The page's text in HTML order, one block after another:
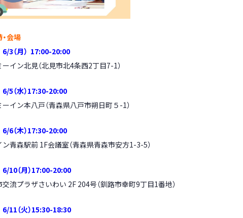
会場
6/3（月） 17:00-20:00
イン北見（北見市北4条西2丁目7-1）
6/5（水）17:30-20:00
イン本八戸（青森県八戸市朔日町５-1）
6（木）17:30-20:00
青森駅前 1F会議室（青森県青森市安方1-3-5）
10（月）17:00-20:00
交流プラザさいわい 2F 204号（釧路市幸町9丁目1番地）
11（火）15:30-18:30